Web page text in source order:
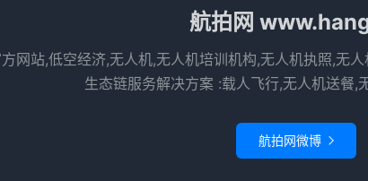
航拍网
网站,低空经济,无人机,无人机培训机构,无人机执照,无
生态链服务解决方案 :载人飞行,无人机送餐,
航拍网微博 